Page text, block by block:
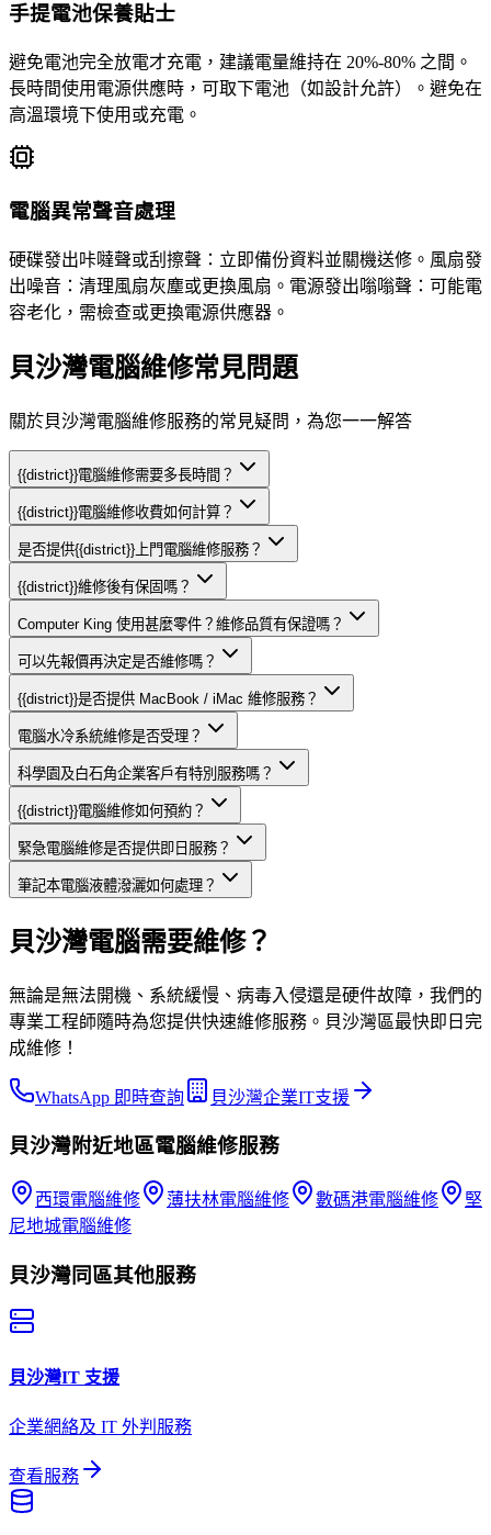
手提電池保養貼士
避免電池完全放電才充電，建議電量維持在 20%-80% 之間。
長時間使用電源供應時，可取下電池（如設計允許）。避免在
高溫環境下使用或充電。
電腦異常聲音處理
硬碟發出咔噠聲或刮擦聲：立即備份資料並關機送修。風扇發
出噪音：清理風扇灰塵或更換風扇。電源發出嗡嗡聲：可能電
容老化，需檢查或更換電源供應器。
貝沙灣電腦維修常見問題
關於貝沙灣電腦維修服務的常見疑問，為您一一解答
{{district}}電腦維修需要多長時間？
{{district}}電腦維修收費如何計算？
是否提供{{district}}上門電腦維修服務？
{{district}}維修後有保固嗎？
Computer King 使用甚麼零件？維修品質有保證嗎？
可以先報價再決定是否維修嗎？
{{district}}是否提供 MacBook / iMac 維修服務？
電腦水冷系統維修是否受理？
科學園及白石角企業客戶有特別服務嗎？
{{district}}電腦維修如何預約？
緊急電腦維修是否提供即日服務？
筆記本電腦液體潑灑如何處理？
貝沙灣電腦需要維修？
無論是無法開機、系統緩慢、病毒入侵還是硬件故障，我們的
專業工程師隨時為您提供快速維修服務。貝沙灣區最快即日完
成維修！
WhatsApp 即時查詢 貝沙灣企業IT支援
貝沙灣附近地區電腦維修服務
西環電腦維修 薄扶林電腦維修 數碼港電腦維修
堅
尼地城電腦維修
貝沙灣同區其他服務
貝沙灣IT 支援
企業網絡及 IT 外判服務
查看服務